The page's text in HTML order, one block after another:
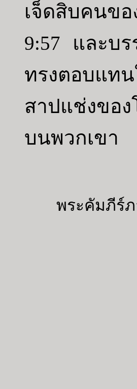
เจ็ดสิบคนขอ
9:57 และบร
ทรงตอบแท
สาปแช่งขอ
บนพวกเขา
พระคัมภีร์